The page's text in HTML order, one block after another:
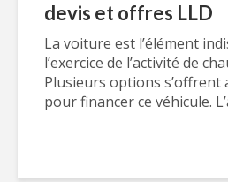
devis et offres LLD
La voiture est l’élément
l’exercice de l’activité de
Plusieurs options s’offrent
pour financer ce véhicule.